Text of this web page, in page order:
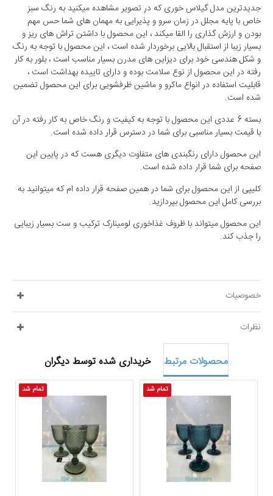
جدیدترین مدل گیلاس خوری که در تصویر مشاهده میکنید به رنگ سبز
خاص با پایه مجلل در زمان سرو و پذیرایی به مهمان های شما حس مهم
بودن و ارزش گذاری را القا میکند ، این محصول با داشتن تراش های ریز و
بسیار زیبا از استقبال بالایی برخوردار شده است ، این محصول با توجه به رنگ
و شکل هندسی خود برای دیزاین های مدرن بسیار مناسب است ، بلور به کار
رفته در این محصول از نوع سلامت بوده و دارای تاییده بهداشت است ،
قابلیت استفاده در انواع ماکرو و ماشین ظرفشویی برای این محصول تضمین
شده است.
بسته 6 عددی این محصول با توجه به کیفیت و رنگ خاص به کار رفته در آن
با قیمت بسیار مناسبی برای شما در دسترس قرار داده شده است.
این محصول دارای رنگبندی های متفاوت دیگری هست که در پایین این
صفحه برای شما قرار داده شده است.
کلیپی از این محصول برای شما در همین صفحه قرار داده ام که میتوانید به
بررسی کامل این محصول بپردازید.
این محصول میتواند با ظروف غذاخوری لومینارک ترکیب و ست بسیار زیبایی
را جذب کند.
خصوصیات
نظرات
محصولات مرتبط خریداری شده توسط دیگران
تمام شد تمام شد